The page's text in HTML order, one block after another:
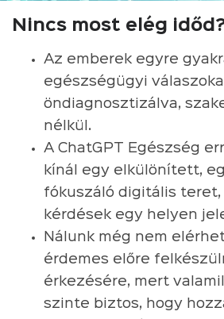
Nincs most elég
Az emberek egyre
egészségügyi
öndiagnosztizálva,
nélkül.
A ChatGPT Egészség
kínál egy elkülönített,
fókuszáló digitális teret,
kérdések egy helyen
Nálunk még nem
érdemes előre
érkezésére, mert
szinte biztos, hogy